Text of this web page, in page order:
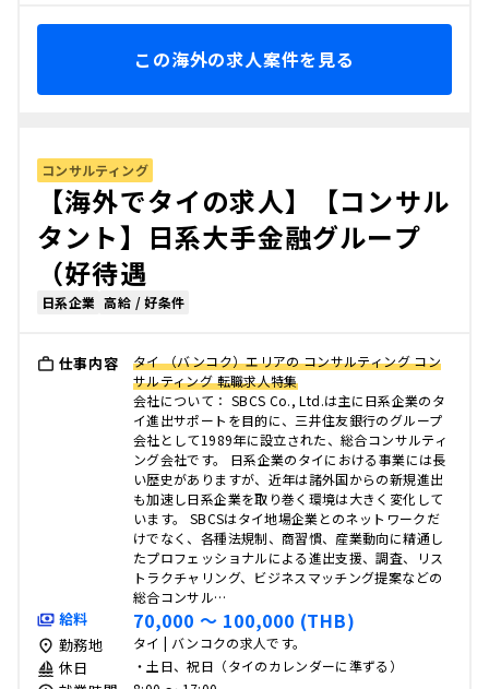
この海外の求人案件を見る
コンサルティング
【海外でタイの求人】【コンサル
タント】日系大手金融グループ
（好待遇
日系企業 高給 / 好条件
仕事内容
タイ （バンコク）エリアの コンサルティング コン
サルティング 転職求人特集
会社について： SBCS Co., Ltd.は主に日系企業のタ
イ進出サポートを目的に、三井住友銀行のグループ
会社として1989年に設立された、総合コンサルティ
ング会社です。 日系企業のタイにおける事業には長
い歴史がありますが、近年は諸外国からの新規進出
も加速し日系企業を取り巻く環境は大きく変化して
います。 SBCSはタイ地場企業とのネットワークだ
けでなく、各種法規制、商習慣、産業動向に精通し
たプロフェッショナルによる進出支援、調査、リス
トラクチャリング、ビジネスマッチング提案などの
総合コンサル…
給料 70,000 〜 100,000 (THB)
勤務地 タイ | バンコクの求人です。
休日 ・土日、祝日（タイのカレンダーに準ずる）